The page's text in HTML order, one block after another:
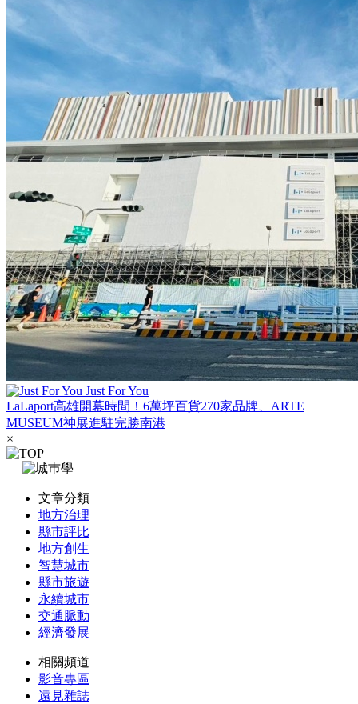
Just For You
LaLaport高雄開幕時間！6萬坪百貨270家品牌、ARTE
MUSEUM神展進駐完勝南港
×
文章分類
地方治理
縣市評比
地方創生
智慧城市
縣市旅遊
永續城市
交通脈動
經濟發展
相關頻道
影音專區
遠見雜誌